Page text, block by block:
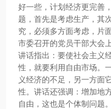
好一些，计划经济更完善
题，首先是考虑生产，其
究，必须多方面考虑，片
市委召开的党员干部大会
讲话指出：要使社会主义
性，就要利用自由市场。
义经济的不足，另一方面
性。讲话还强调：增加地
自由，这也是个体制问题